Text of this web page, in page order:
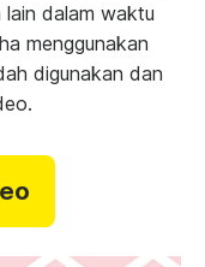
dalam waktu
menggunakan
digunakan dan